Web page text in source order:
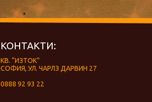
КОНТАКТИ:
КВ. “ИЗТОК”
СОФИЯ, УЛ. ЧАРЛЗ ДАРВИН 27
0888 92 93 22